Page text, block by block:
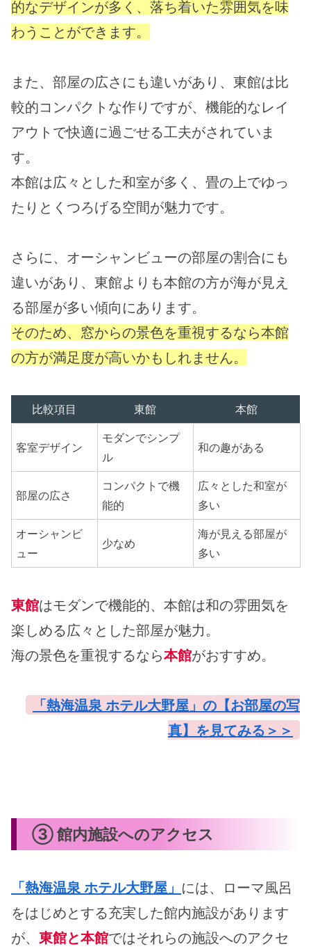
的なデザインが多く、落ち着いた雰囲気を味
わうことができます。
また、部屋の広さにも違いがあり、東館は比
較的コンパクトな作りですが、機能的なレイ
アウトで快適に過ごせる工夫がされていま
す。
本館は広々とした和室が多く、畳の上でゆっ
たりとくつろげる空間が魅力です。
さらに、オーシャンビューの部屋の割合にも
違いがあり、東館よりも本館の方が海が見え
る部屋が多い傾向にあります。
そのため、窓からの景色を重視するなら本館
の方が満足度が高いかもしれません。
比較項目 東館 本館
客室デザイン
モダンでシンプ
ル
和の趣がある
部屋の広さ
コンパクトで機
能的
広々とした和室が
多い
オーシャンビ
ュー
少なめ
海が見える部屋が
多い
東館はモダンで機能的、本館は和の雰囲気を
楽しめる広々とした部屋が魅力。
海の景色を重視するなら本館がおすすめ。
「熱海温泉 ホテル大野屋」の【お部屋の写
真】を見てみる＞＞
③ 館内施設へのアクセス
「熱海温泉 ホテル大野屋」 には、ローマ風呂
をはじめとする充実した館内施設があります
が、 東館と本館ではそれらの施設へのアクセ